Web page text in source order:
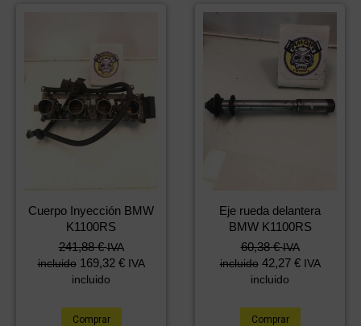
Cuerpo Inyección BMW
K1100RS
241,88€ IVA
incluido 169,32 € IVA
incluido
Comprar
Eje rueda delantera
BMW K1100RS
60,38€ IVA
incluido 42,27 € IVA
incluido
Comprar